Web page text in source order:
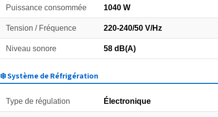
Puissance consommée 1040 W
Tension / Fréquence 220-240/50 V/Hz
Niveau sonore 58 dB(A)
❄️ Système de Réfrigération
Type de régulation Électronique